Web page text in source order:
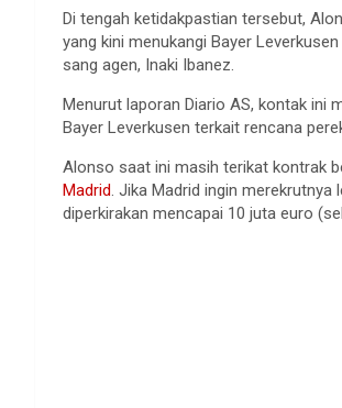
Di tengah ketidakpastian tersebut,
yang kini menukangi Bayer
sang agen, Inaki Ibanez.
Menurut laporan Diario AS, kontak ini
Bayer Leverkusen terkait rencana
Alonso saat ini masih terikat kontrak
Madrid. Jika Madrid ingin merekrutnya
diperkirakan mencapai 10 juta euro